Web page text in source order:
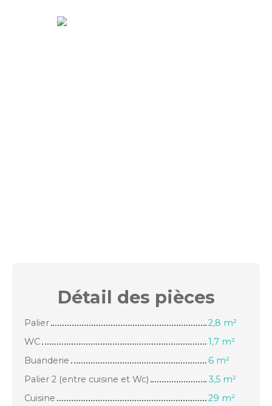
Détail des pièces
Palier
2,8 m²
WC
1,7 m²
Buanderie
6 m²
Palier 2 (entre cuisine et Wc)
3,5 m²
Cuisine
29 m²